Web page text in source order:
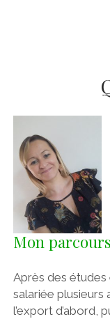
Mon parcours
Après des études
salariée plusieurs
l’export d’abord,